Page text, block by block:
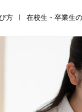
方 在校生・卒業生